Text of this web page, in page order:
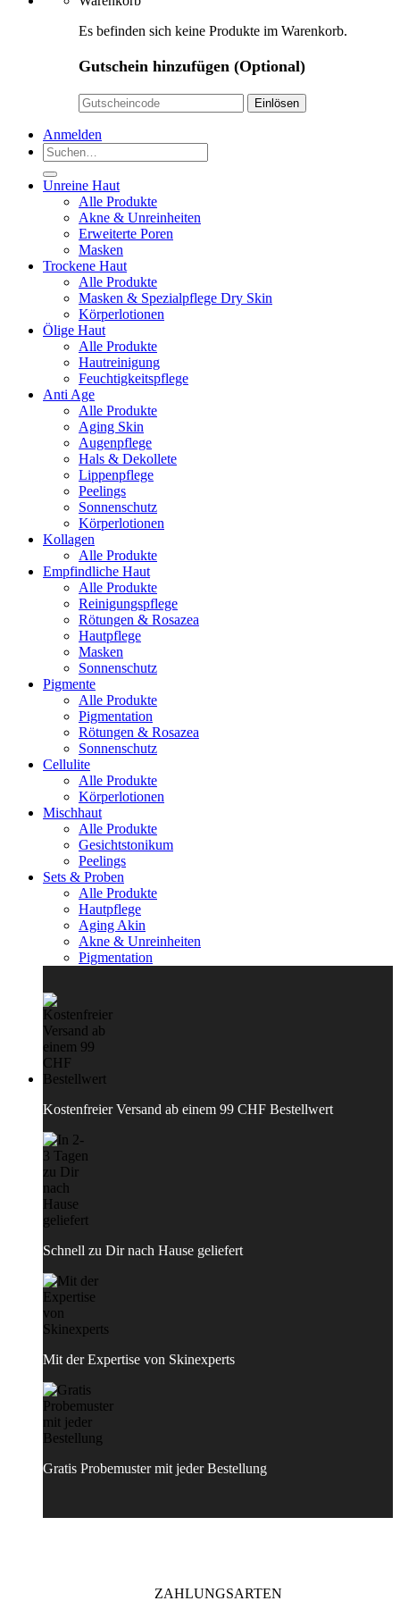
Es befinden sich keine Produkte im Warenkorb.
Gutschein hinzufügen (Optional)
Anmelden
Suchen
nach:
Unreine Haut
Alle Produkte
Akne & Unreinheiten
Erweiterte Poren
Masken
Trockene Haut
Alle Produkte
Masken & Spezialpflege Dry Skin
Körperlotionen
Ölige Haut
Alle Produkte
Hautreinigung
Feuchtigkeitspflege
Anti Age
Alle Produkte
Aging Skin
Augenpflege
Hals & Dekollete
Lippenpflege
Peelings
Sonnenschutz
Körperlotionen
Kollagen
Alle Produkte
Empfindliche Haut
Alle Produkte
Reinigungspflege
Rötungen & Rosazea
Hautpflege
Masken
Sonnenschutz
Pigmente
Alle Produkte
Pigmentation
Rötungen & Rosazea
Sonnenschutz
Cellulite
Alle Produkte
Körperlotionen
Mischhaut
Alle Produkte
Gesichtstonikum
Peelings
Sets & Proben
Alle Produkte
Hautpflege
Aging Akin
Akne & Unreinheiten
Pigmentation
Kostenfreier Versand ab einem 99 CHF Bestellwert
Schnell zu Dir nach Hause geliefert
Mit der Expertise von Skinexperts
Gratis Probemuster mit jeder Bestellung
ZAHLUNGSARTEN